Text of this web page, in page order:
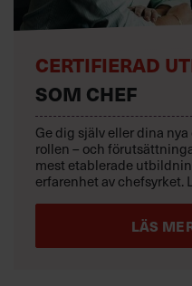
CERTIFIERAD
SOM CHEF
Ge dig själv eller dina
rollen – och
mest etablerade
erfarenhet av chefsyrket.
LÄS